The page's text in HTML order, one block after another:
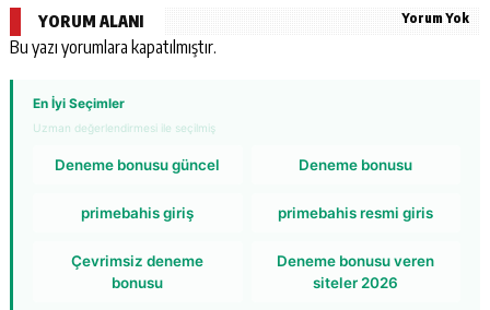
YORUM ALANI Yorum Yok
Bu yazı yorumlara kapatılmıştır.
En İyi Seçimler
Uzman değerlendirmesi ile seçilmiş
Deneme bonusu güncel Deneme bonusu
primebahis giriş primebahis resmi giris
Çevrimsiz deneme
bonusu
Deneme bonusu veren
siteler 2026